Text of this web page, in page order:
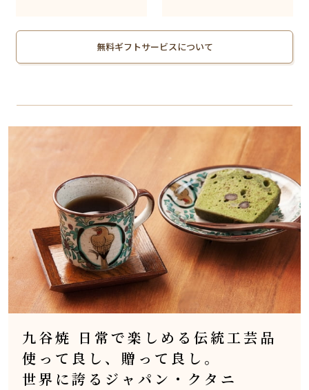
無料ギフトサービスについて
九谷焼 日常で楽しめる伝統工芸品
使って良し、贈って良し。
世界に誇るジャパン・クタニ